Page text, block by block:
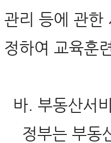
관리 등에 관한
정하여 교육훈
바. 부동산서
정부는 부동